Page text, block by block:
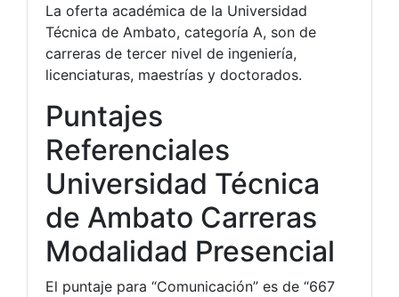
La oferta académica de la Universidad
Técnica de Ambato, categoría A, son de
carreras de tercer nivel de ingeniería,
licenciaturas, maestrías y doctorados.
Puntajes
Referenciales
Universidad Técnica
de Ambato Carreras
Modalidad Presencial
El puntaje para “Comunicación” es de “667